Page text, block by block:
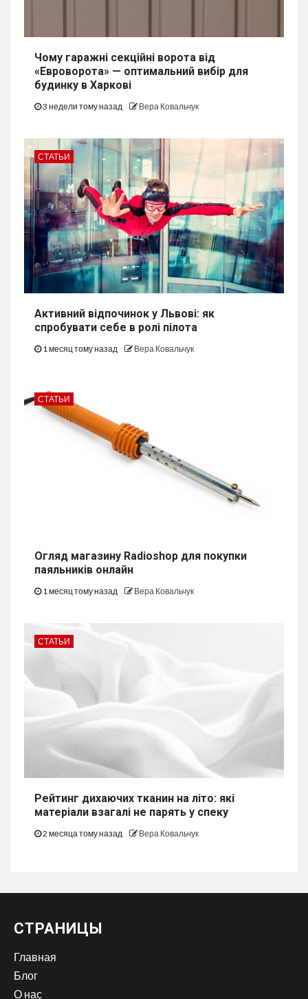
Чому гаражні секційні ворота від
«Евроворота» — оптимальний вибір для
будинку в Харкові
3 недели тому назад Вера Ковальчук
СТАТЬИ
Активний відпочинок у Львові: як
спробувати себе в ролі пілота
1 месяц тому назад Вера Ковальчук
СТАТЬИ
Огляд магазину Radioshop для покупки
паяльників онлайн
1 месяц тому назад Вера Ковальчук
СТАТЬИ
Рейтинг дихаючих тканин на літо: які
матеріали взагалі не парять у спеку
2 месяца тому назад Вера Ковальчук
СТРАНИЦЫ
Главная
Блог
О нас